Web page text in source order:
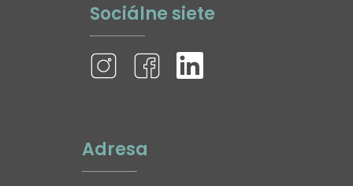
Sociálne siete
Adresa